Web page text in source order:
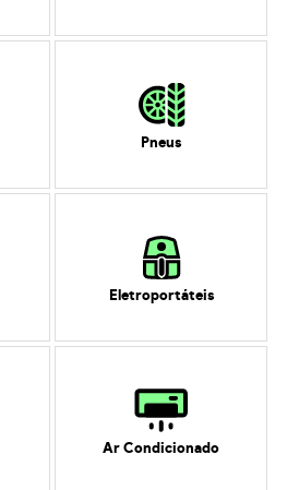
Pneus
Eletroportáteis
Ar Condicionado